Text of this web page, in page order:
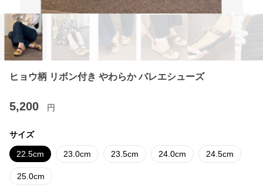
ヒョウ柄 リボン付き やわらか バレエシューズ
5,200 円
サイズ
22.5cm 23.0cm 23.5cm 24.0cm 24.5cm
25.0cm